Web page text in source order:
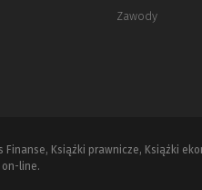
Zawody
Finanse, Książki prawnicze, Książki
line.